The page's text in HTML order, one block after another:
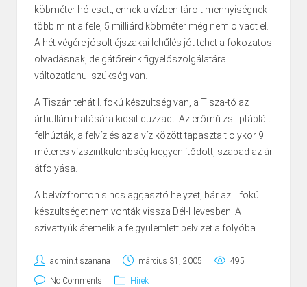
köbméter hó esett, ennek a vízben tárolt mennyiségnek
több mint a fele, 5 milliárd köbméter még nem olvadt el.
A hét végére jósolt éjszakai lehűlés jót tehet a fokozatos
olvadásnak, de gátőreink figyelőszolgálatára
változatlanul szükség van.
A Tiszán tehát I. fokú készültség van, a Tisza-tó az
árhullám hatására kicsit duzzadt. Az erőmű zsiliptábláit
felhúzták, a felvíz és az alvíz között tapasztalt olykor 9
méteres vízszintkülönbség kiegyenlítődött, szabad az ár
átfolyása.
A belvízfronton sincs aggasztó helyzet, bár az I. fokú
készültséget nem vonták vissza Dél-Hevesben. A
szivattyúk átemelik a felgyülemlett belvizet a folyóba.
admin.tiszanana március 31, 2005 495
No Comments Hírek